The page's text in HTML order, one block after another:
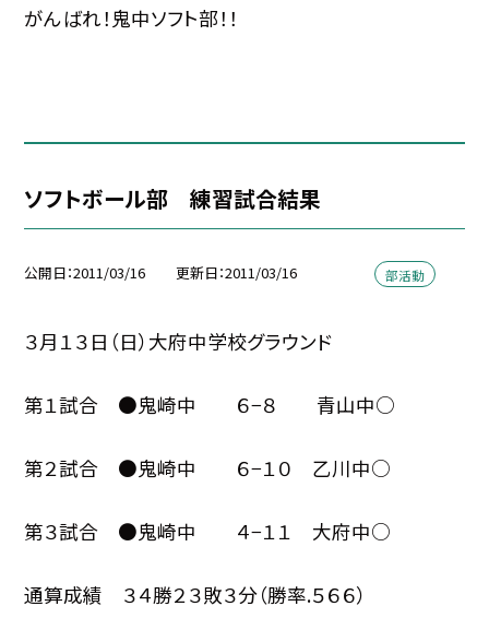
がんばれ！鬼中ソフト部！！
ソフトボール部 練習試合結果
公開日 2011/03/16 更新日 2011/03/16 部活動
３月１３日（日）大府中学校グラウンド
第１試合 ●鬼崎中 ６−８ 青山中○
第２試合 ●鬼崎中 ６−１０ 乙川中○
第３試合 ●鬼崎中 ４−１１ 大府中○
通算成績 ３４勝２３敗３分（勝率.５６６）